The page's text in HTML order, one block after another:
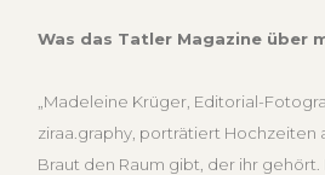
Was das Tatler Magazine über
„Madeleine Krüger, Editorial-
ziraa.graphy, porträtiert Hochzeiten
Braut den Raum gibt, der ihr